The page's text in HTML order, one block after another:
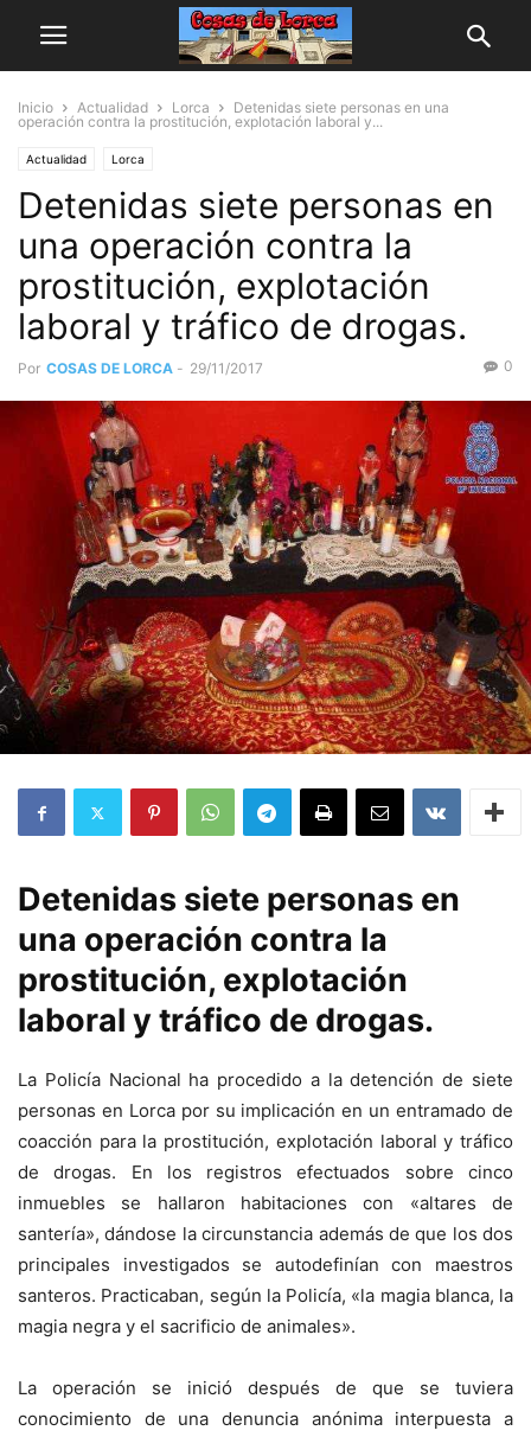
Inicio Actualidad Lorca
Detenidas siete personas en una
operación contra la prostitución, explotación laboral y...
Actualidad Lorca
Detenidas siete personas en
una operación contra la
prostitución, explotación
laboral y tráfico de drogas.
Por COSAS DE LORCA - 29/11/2017 0
Detenidas siete personas en
una operación contra la
prostitución, explotación
laboral y tráfico de drogas.
La Policía Nacional ha procedido a la detención de siete
personas en Lorca por su implicación en un entramado de
coacción para la prostitución, explotación laboral y tráfico
de drogas. En los registros efectuados sobre cinco
inmuebles se hallaron habitaciones con «altares de
santería», dándose la circunstancia además de que los dos
principales investigados se autodefinían con maestros
santeros. Practicaban, según la Policía, «la magia blanca, la
magia negra y el sacrificio de animales».
La operación se inició después de que se tuviera
conocimiento de una denuncia anónima interpuesta a